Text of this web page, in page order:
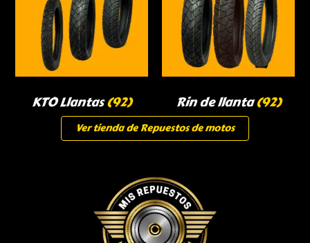
KTO Llantas(92) Rin de llanta(92)
Ver tienda de Repuestos de motos